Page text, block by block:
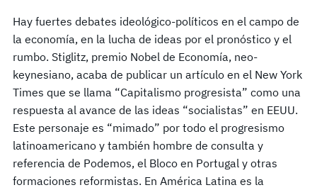
Hay fuertes debates ideológico-políticos en el campo de
la economía, en la lucha de ideas por el pronóstico y el
rumbo. Stiglitz, premio Nobel de Economía, neo-
keynesiano, acaba de publicar un artículo en el New York
Times que se llama “Capitalismo progresista” como una
respuesta al avance de las ideas “socialistas” en EEUU.
Este personaje es “mimado” por todo el progresismo
latinoamericano y también hombre de consulta y
referencia de Podemos, el Bloco en Portugal y otras
formaciones reformistas. En América Latina es la